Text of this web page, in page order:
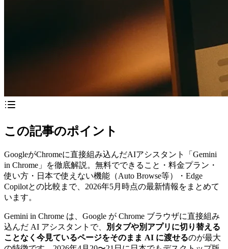
この記事のポイント
GoogleがChromeに直接組み込んだAIアシスタント「Gemini
in Chrome」を徹底解説。無料でできること・料金プラン・
使い方・日本で使えない機能（Auto Browse等）・Edge
Copilotとの比較まで、2026年5月時点の最新情報をまとめて
います。
Gemini in Chrome は、Google が Chrome ブラウザに直接組み
込んだ AI アシスタントで、
別タブや別アプリに切り替える
ことなく今見ているページをそのまま AI に渡せるのが最大